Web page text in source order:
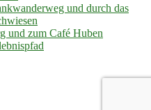
und durch das
und zum Café Huben